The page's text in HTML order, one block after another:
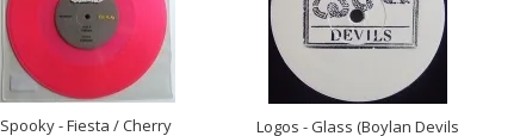
Spooky - Fiesta / Cherry
Logos - Glass (Boylan Devils